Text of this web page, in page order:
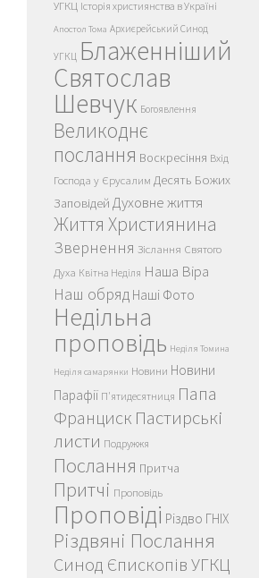
УГКЦ Історія християнства в Україні
Апостол Тома Архиєрейський Синод
УГКЦ Блаженніший
Святослав
Шевчук Богоявлення
Великоднє
послання Воскресіння Вхід
Господа у Єрусалим Десять Божих
Заповідей Духовне життя
Життя Християнина
Звернення Зіслання Святого
Духа Квітна Неділя Наша Віра
Наш обряд Наші Фото
Недільна
проповідь Неділя Томина
Неділя самарянки Новини Новини
Парафії П'ятидесятниця Папа
Франциск Пастирські
листи Подружжя
Послання Притча
Притчі Проповідь
Проповіді Різдво ГНІХ
Різдвяні Послання
Синод Єпископів УГКЦ